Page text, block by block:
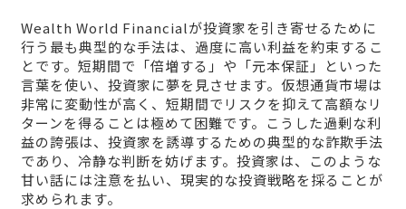
Wealth World Financialが投資家を引き寄せるために
行う最も典型的な手法は、過度に高い利益を約束するこ
とです。短期間で「倍増する」や「元本保証」といった
言葉を使い、投資家に夢を見させます。仮想通貨市場は
非常に変動性が高く、短期間でリスクを抑えて高額なリ
ターンを得ることは極めて困難です。こうした過剰な利
益の誇張は、投資家を誘導するための典型的な詐欺手法
であり、冷静な判断を妨げます。投資家は、このような
甘い話には注意を払い、現実的な投資戦略を採ることが
求められます。